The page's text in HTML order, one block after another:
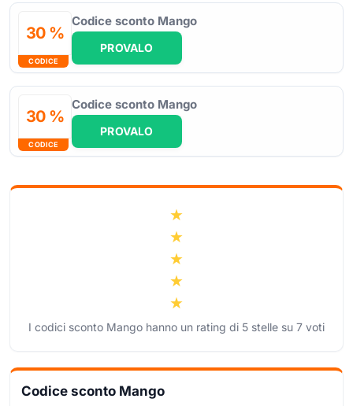
30 %
CODICE
Codice sconto Mango
PROVALO
30 %
CODICE
Codice sconto Mango
PROVALO
I codici sconto Mango hanno un rating di 5 stelle su 7 voti
Codice sconto Mango